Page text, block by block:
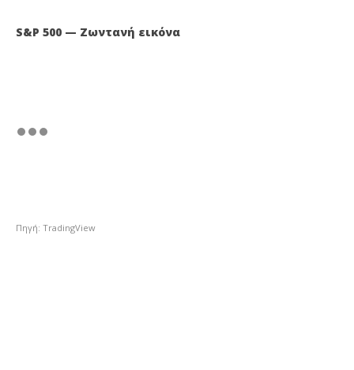
S&P 500 — Ζωντανή εικόνα
Πηγή: TradingView